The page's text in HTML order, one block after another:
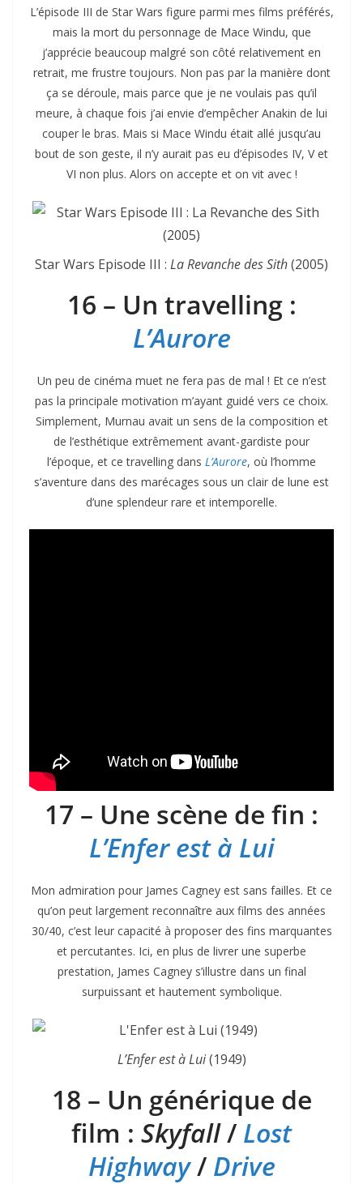
L’épisode III de Star Wars figure parmi mes films préférés,
mais la mort du personnage de Mace Windu, que
j’apprécie beaucoup malgré son côté relativement en
retrait, me frustre toujours. Non pas par la manière dont
ça se déroule, mais parce que je ne voulais pas qu’il
meure, à chaque fois j’ai envie d’empêcher Anakin de lui
couper le bras. Mais si Mace Windu était allé jusqu’au
bout de son geste, il n’y aurait pas eu d’épisodes IV, V et
VI non plus. Alors on accepte et on vit avec !
Star Wars Episode III : La Revanche des Sith(2005)
16 – Un travelling :
L’Aurore
Un peu de cinéma muet ne fera pas de mal ! Et ce n’est
pas la principale motivation m’ayant guidé vers ce choix.
Simplement, Murnau avait un sens de la composition et
de l’esthétique extrêmement avant-gardiste pour
l’époque, et ce travelling dans L’Aurore, où l’homme
s’aventure dans des marécages sous un clair de lune est
d’une splendeur rare et intemporelle.
17 – Une scène de fin :
L’Enfer est à Lui
Mon admiration pour James Cagney est sans failles. Et ce
qu’on peut largement reconnaître aux films des années
30/40, c’est leur capacité à proposer des fins marquantes
et percutantes. Ici, en plus de livrer une superbe
prestation, James Cagney s’illustre dans un final
surpuissant et hautement symbolique.
L’Enfer est à Lui(1949)
18 – Un générique de
film : Skyfall/ Lost
Highway/ Drive